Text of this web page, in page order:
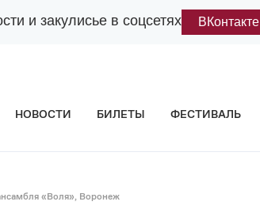
и закулисье в соцсетях ВКонтакте
НОВОСТИ БИЛЕТЫ ФЕСТИВАЛЬ
«Воля», Воронеж